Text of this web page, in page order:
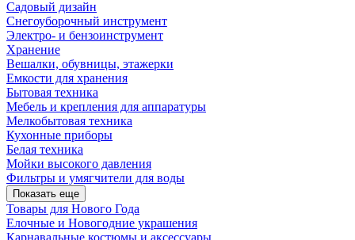
Садовый дизайн
Снегоуборочный инструмент
Электро- и бензоинструмент
Хранение
Вешалки, обувницы, этажерки
Емкости для хранения
Бытовая техника
Мебель и крепления для аппаратуры
Мелкобытовая техника
Кухонные приборы
Белая техника
Мойки высокого давления
Фильтры и умягчители для воды
Показать еще
Товары для Нового Года
Елочные и Новогодние украшения
Карнавальные костюмы и аксессуары